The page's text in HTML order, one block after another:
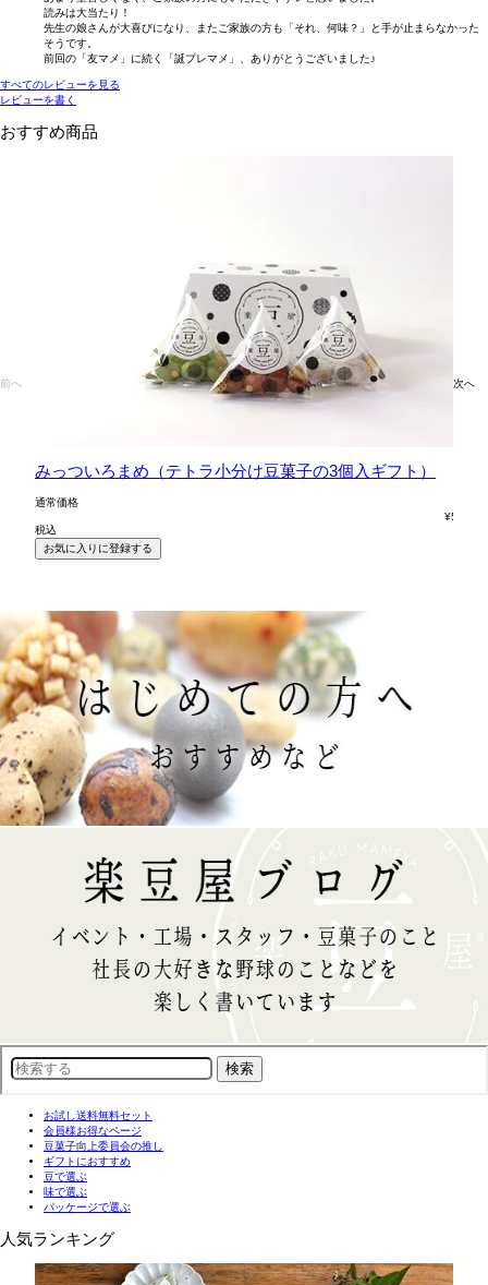
読みは大当たり！
先生の娘さんが大喜びになり、またご家族の方も「それ、何味？」と手が止まらなかった
そうです。
前回の「友マメ」に続く「誕プレマメ」、ありがとうございました♪
すべてのレビューを見る
レビューを書く
おすすめ商品
前へ
みっついろまめ（テトラ小分け豆菓子の3個入ギフト）
通常価格
¥594
税込
お気に入りに登録する
次へ
お試し送料無料セット
会員様お得なページ
豆菓子向上委員会の推し
ギフトにおすすめ
豆で選ぶ
味で選ぶ
パッケージで選ぶ
人気ランキング